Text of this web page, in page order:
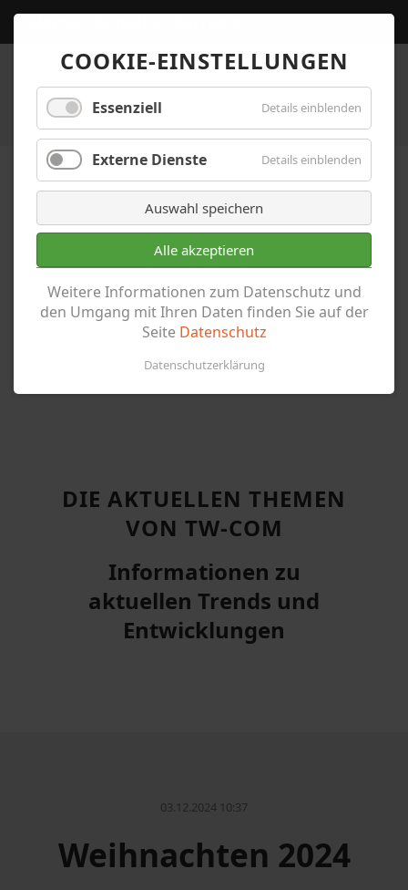
Home Kontakt Karriere
Aktuelles
DIE AKTUELLEN THEMEN
VON TW-COM
Informationen zu
aktuellen Trends und
Entwicklungen
03.12.2024 10:37
Weihnachten 2024
COOKIE-EINSTELLUNGEN
Essenziell Details einblenden
Externe Dienste Details einblenden
Auswahl speichern
Alle akzeptieren
Weitere Informationen zum Datenschutz und
den Umgang mit Ihren Daten finden Sie auf der
Seite Datenschutz
Datenschutzerklärung